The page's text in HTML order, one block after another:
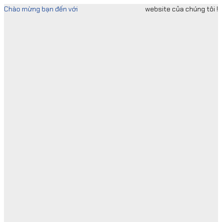
Skip
Chào mừng bạn đến với website của chúng tôi !